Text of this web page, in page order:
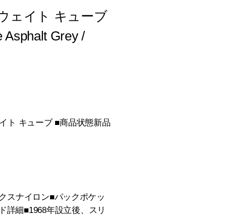
ェイト キューブ
Asphalt Grey /
ト キューブ ■商品状態新品
スナイロン■パックポケッ
詳細■1968年設立後、スリ